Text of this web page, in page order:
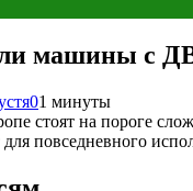
машины с
01 минуты
стоят на пороге
повседневного